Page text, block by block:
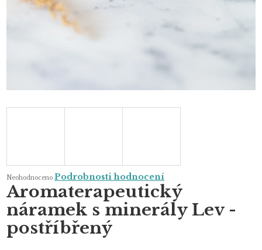
Průměrné
produktu
je
0,0
z
hvězdiček.
Neohodnoceno Podrobnosti hodnocení
Aromaterapeutický
náramek s minerály Lev -
postříbřený